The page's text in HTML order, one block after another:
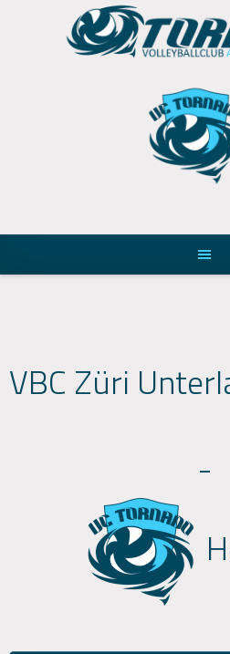
VBC Züri
-